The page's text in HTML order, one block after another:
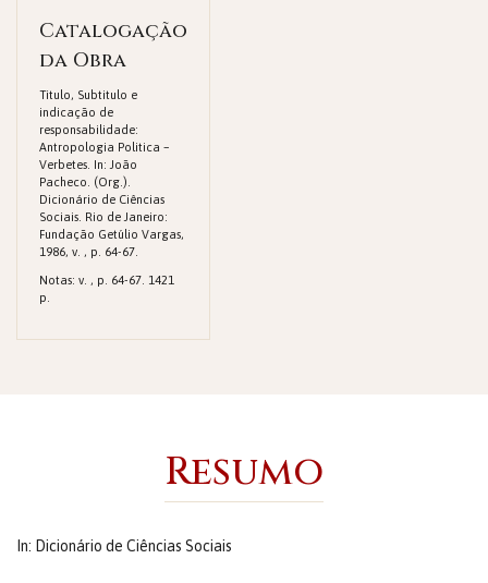
Catalogação
da Obra
Titulo, Subtitulo e
indicação de
responsabilidade:
Antropologia Politica –
Verbetes. In: João
Pacheco. (Org.).
Dicionário de Ciências
Sociais. Rio de Janeiro:
Fundação Getúlio Vargas,
1986, v. , p. 64-67.
Notas: v. , p. 64-67. 1421
p.
Resumo
In: Dicionário de Ciências Sociais